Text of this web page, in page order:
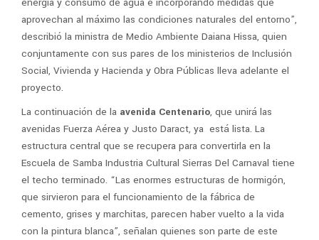
aprovechan al máximo las condiciones naturales del entorno”,
describió la ministra de Medio Ambiente Daiana Hissa, quien
conjuntamente con sus pares de los ministerios de Inclusión
Social, Vivienda y Hacienda y Obra Públicas lleva adelante el
proyecto.
La continuación de la avenida Centenario, que unirá las
avenidas Fuerza Aérea y Justo Daract, ya está lista. La
estructura central que se recupera para convertirla en la
Escuela de Samba Industria Cultural Sierras Del Carnaval tiene
el techo terminado. “Las enormes estructuras de hormigón,
que sirvieron para el funcionamiento de la fábrica de
cemento, grises y marchitas, parecen haber vuelto a la vida
con la pintura blanca”, señalan quienes son parte de este